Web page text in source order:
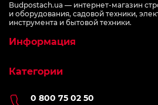
Budpostach.ua — интернет-магазин
и оборудования, садовой техники,
инструмента и бытовой техники.
0 800 75 02 50
Информация
Категории